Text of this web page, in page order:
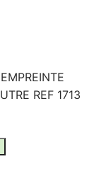
REF 1713